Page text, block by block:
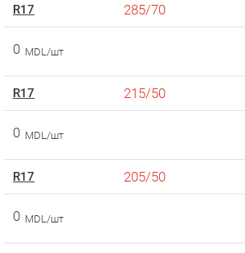
R17 285/70
0 MDL/шт
R17 215/50
0 MDL/шт
R17 205/50
0 MDL/шт